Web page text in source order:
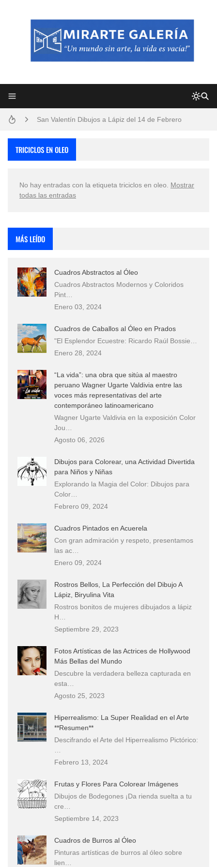
Pintores de Paisajes Famosos, Arte al Óleo
Convocatoria exposición itinerante "SEMILLAS DE ARMONÍA 2025"
San Valentín Dibujos a Lápiz del 14 de Febrero
Que significan los cuadros de negras africanas?
TRICICLOS EN OLEO
No hay entradas con la etiqueta triciclos en oleo
Mostrar
todas las entradas
MÁS LEÍDO
Cuadros Abstractos al Óleo
Cuadros Abstractos Modernos y Coloridos
Pint…
Enero 03, 2024
Cuadros de Caballos al Óleo en Prados
"El Esplendor Ecuestre: Ricardo Raúl Bossie…
Enero 28, 2024
“La vida”: una obra que sitúa al maestro
peruano Wagner Ugarte Valdivia entre las
voces más representativas del arte
contemporáneo latinoamericano
Wagner Ugarte Valdivia en la exposición Color
Jou…
Agosto 06, 2026
Dibujos para Colorear, una Actividad Divertida
para Niños y Niñas
Explorando la Magia del Color: Dibujos para
Color…
Febrero 09, 2024
Cuadros Pintados en Acuerela
Con gran admiración y respeto, presentamos
las ac…
Enero 09, 2024
Rostros Bellos, La Perfección del Dibujo A
Lápiz, Biryulina Vita
Rostros bonitos de mujeres dibujados a lápiz
H…
Septiembre 29, 2023
Fotos Artísticas de las Actrices de Hollywood
Más Bellas del Mundo
Descubre la verdadera belleza capturada en
esta…
Agosto 25, 2023
Hiperrealismo: La Super Realidad en el Arte
**Resumen**
Descifrando el Arte del Hiperrealismo Pictórico:
Febrero 13, 2024
Frutas y Flores Para Colorear Imágenes
Dibujos de Bodegones ¡Da rienda suelta a tu
cre…
Septiembre 14, 2023
Cuadros de Burros al Óleo
Pinturas artísticas de burros al óleo sobre
lien…